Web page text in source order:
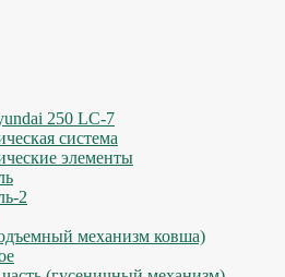
250 LC-7
система
элементы
2
механизм ковша)